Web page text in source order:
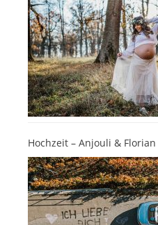
Hochzeit – Anjouli & Florian